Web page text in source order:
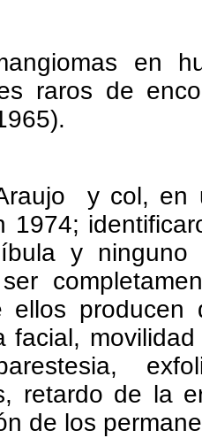
en
raros de
y col, en
1974;
y ninguno
ellos producen
facial,
retardo de la
de los